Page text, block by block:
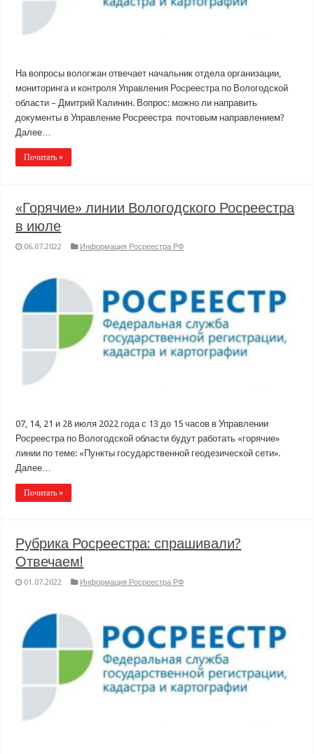
На вопросы вологжан отвечает начальник отдела организации,
мониторинга и контроля Управления Росреестра по Вологодской
области – Дмитрий Калинин. Вопрос: можно ли направить
документы в Управление Росреестра почтовым направлением?
Далее…
Почитать »
«Горячие» линии Вологодского Росреестра
в июле
06.07.2022 Информация Росреестра РФ
07, 14, 21 и 28 июля 2022 года с 13 до 15 часов в Управлении
Росреестра по Вологодской области будут работать «горячие»
линии по теме: «Пункты государственной геодезической сети».
Далее…
Почитать »
Рубрика Росреестра: спрашивали?
Отвечаем!
01.07.2022 Информация Росреестра РФ